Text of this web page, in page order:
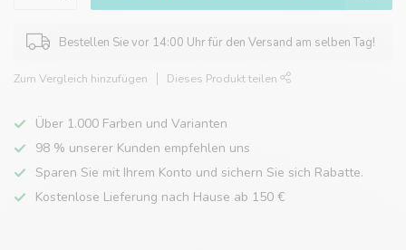
Bestellen Sie vor 14:00 Uhr für den Versand am selben Tag!
Zum Vergleich hinzufügen Dieses Produkt teilen
Über 1.000 Farben und Varianten
98 % unserer Kunden empfehlen uns
Sparen Sie mit Ihrem Konto und sichern Sie sich Rabatte.
Kostenlose Lieferung nach Hause ab 150 €